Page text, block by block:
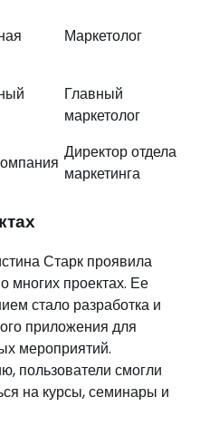
Маркетолог
Главный
маркетолог
Директор отдела
маркетинга
Старк проявила
многих проектах. Ее
стало разработка и
приложения для
мероприятий.
пользователи смогли
на курсы, семинары и